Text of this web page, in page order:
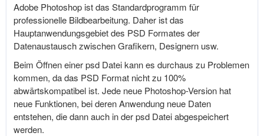
Adobe Photoshop ist das Standardprogramm für
professionelle Bildbearbeitung. Daher ist das
Hauptanwendungsgebiet des PSD Formates der
Datenaustausch zwischen Grafikern, Designern usw.
Beim Öffnen einer psd Datei kann es durchaus zu Problemen
kommen, da das PSD Format nicht zu 100%
abwärtskompatibel ist. Jede neue Photoshop-Version hat
neue Funktionen, bei deren Anwendung neue Daten
entstehen, die dann auch in der psd Datei abgespeichert
werden.